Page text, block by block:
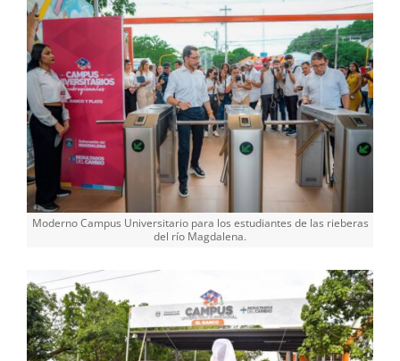
Moderno Campus Universitario para los estudiantes de las rieberas
del río Magdalena.